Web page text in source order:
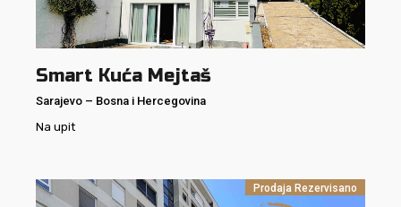
Smart Kuća Mejtaš
Sarajevo – Bosna i Hercegovina
Na upit
Prodaja Rezervisano